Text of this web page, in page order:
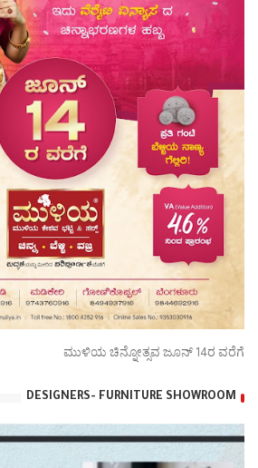
ಮುಳಿಯ ಚಿನ್ನೋತ್ಸವ ಜೂನ್ 14ರ ವರೆಗೆ
DESIGNERS- FURNITURE SHOWROOM